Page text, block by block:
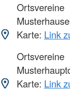
Ortsvereine
Karte: Link
Ortsvereine
Karte: Link